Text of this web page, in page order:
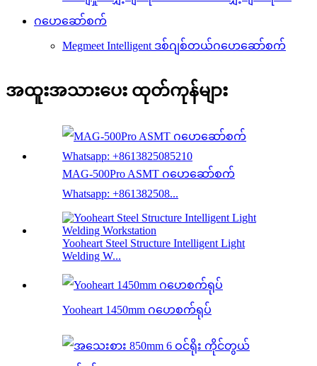
ဂဟေဆော်စက်
Megmeet Intelligent ဒစ်ဂျစ်တယ်ဂဟေဆော်စက်
အထူးအသားပေး ထုတ်ကုန်များ
MAG-500Pro ASMT ဂဟေဆော်စက်
Whatsapp: +861382508...
Yooheart Steel Structure Intelligent Light
Welding W...
Yooheart 1450mm ဂဟေစက်ရုပ်